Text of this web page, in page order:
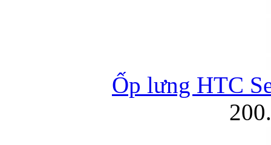
Ốp lưng HTC